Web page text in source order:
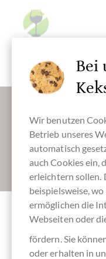
Andere Kunden
süße
Bei
Wir benutzen
Betrieb unseres
automatisch
auch Cookies ein,
erleichtern sollen.
beispielsweise,
ermöglichen die
Webseiten oder
fördern. Sie
oder erhalten in